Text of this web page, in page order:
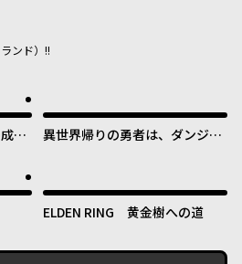
ンド）!!
り
異世界帰りの勇者は、ダンジョ
ます！
ELDEN RING 黄金樹への道